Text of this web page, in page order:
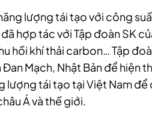
lượng tái tạo với công
hợp tác với Tập đoàn SK
hồi khí thải carbon… Tập
Mạch, Nhật Bản để hiện
lượng tái tạo tại Việt Nam
Á và thế giới.